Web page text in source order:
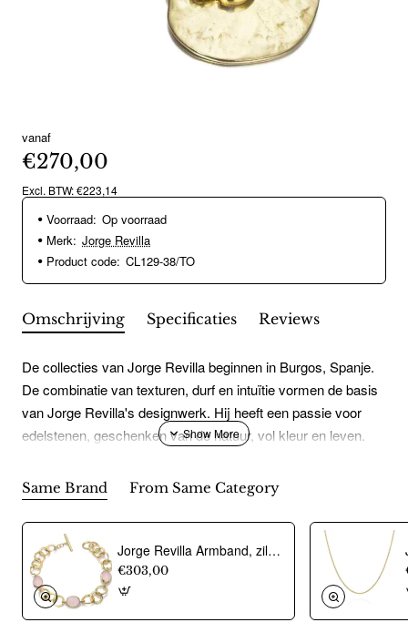
vanaf
€270,00
Excl. BTW: €223,14
Voorraad: Op voorraad
Merk: Jorge Revilla
Product code: CL129-38/TO
Omschrijving Specificaties Reviews
De collecties van Jorge Revilla beginnen in Burgos, Spanje.
De combinatie van texturen, durf en intuïtie vormen de basis
van Jorge Revilla's designwerk. Hij heeft een passie voor
edelstenen, geschenken van de natuur, vol kleur en leven.
Jorge Revilla. Unieke en veelzijdige ontwerpen in 925zilver of
925zilver verguld.
Same Brand From Same Category
Jorge Revilla Armband, zilver verguld met Rose Quartz Shade Collection (lengte: mm.) - 23771
€303,00